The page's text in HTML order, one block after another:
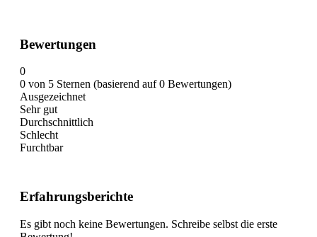
Bewertungen
0
0 von 5 Sternen (basierend auf 0 Bewertungen)
Ausgezeichnet
Sehr gut
Durchschnittlich
Schlecht
Furchtbar
Erfahrungsberichte
Es gibt noch keine Bewertungen. Schreibe selbst die erste